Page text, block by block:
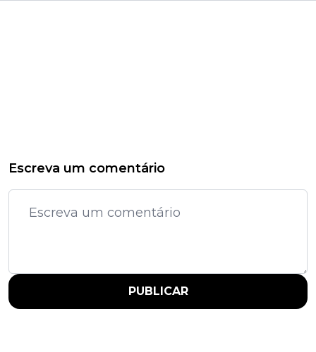
Escreva um comentário
PUBLICAR